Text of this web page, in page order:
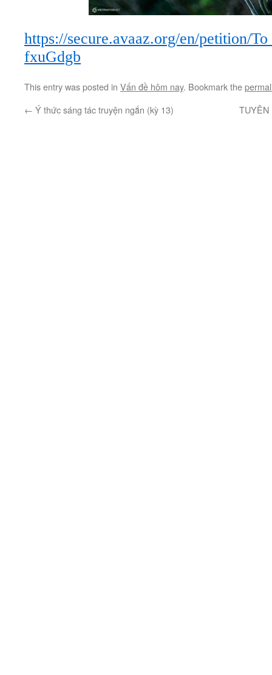
https://secure.avaaz.org/en/petition/
fxuGdgb
This entry was posted in Vấn đề hôm nay. Bookmark the
← Ý thức sáng tác truyện ngắn (kỳ 13) TUYÊN